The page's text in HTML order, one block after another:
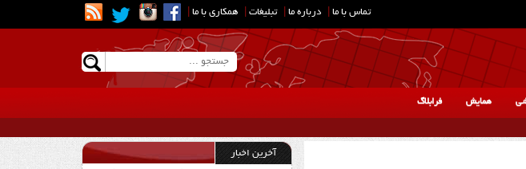
تماس با ما درباره ما تبلیغات همکاری با ما
همایش فرابلاگ
آخرین اخبار